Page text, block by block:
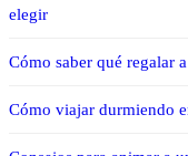
elegir
Cómo saber qué regalar
Cómo viajar durmiendo